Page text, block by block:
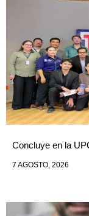
Concluye en la
7 AGOSTO, 2026